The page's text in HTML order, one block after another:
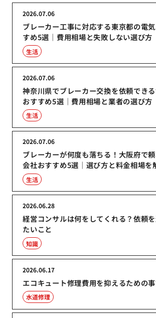
ブレーカー工事に対応する東京都の電
すめ5選｜費用相場と失敗しない選び方
2026.07.06
生活
神奈川県でブレーカー交換を依頼でき
おすすめ5選｜費用相場と業者の選び方
2026.07.06
生活
ブレーカーが何度も落ちる！大阪府で
会社おすすめ5選｜選び方と料金相場を
2026.07.06
生活
経営コンサルは何をしてくれる？依頼
たいこと
2026.06.28
知識
エコキュート修理費用を抑えるための
2026.06.17
水道修理